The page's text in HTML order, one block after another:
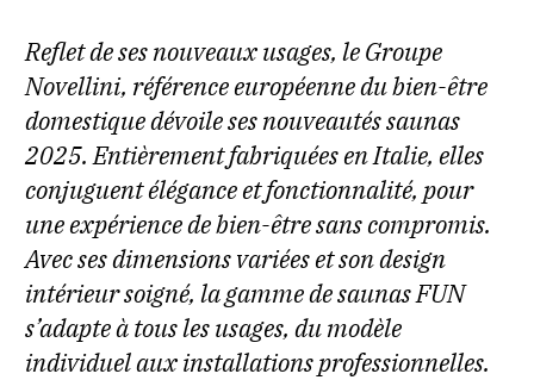
Reflet de ses nouveaux usages, le Groupe
Novellini, référence européenne du bien-être
domestique dévoile ses nouveautés saunas
2025. Entièrement fabriquées en Italie, elles
conjuguent élégance et fonctionnalité, pour
une expérience de bien-être sans compromis.
Avec ses dimensions variées et son design
intérieur soigné, la gamme de saunas FUN
s’adapte à tous les usages, du modèle
individuel aux installations professionnelles.